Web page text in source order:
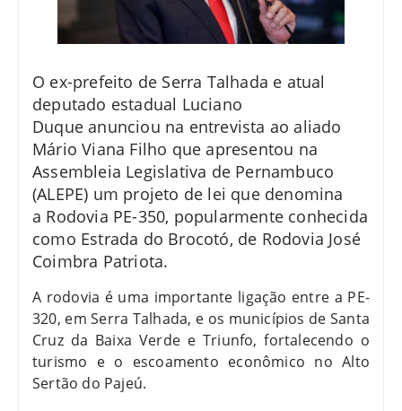
O ex-prefeito de Serra Talhada e atual
deputado estadual Luciano
Duque anunciou na entrevista ao aliado
Mário Viana Filho que apresentou na
Assembleia Legislativa de Pernambuco
(ALEPE) um projeto de lei que denomina
a Rodovia PE-350, popularmente conhecida
como Estrada do Brocotó, de Rodovia José
Coimbra Patriota.
A rodovia é uma importante ligação entre a PE-
320, em Serra Talhada, e os municípios de Santa
Cruz da Baixa Verde e Triunfo, fortalecendo o
turismo e o escoamento econômico no Alto
Sertão do Pajeú.